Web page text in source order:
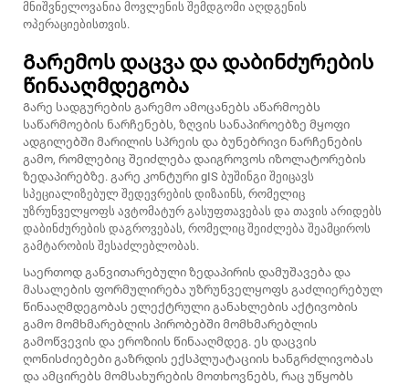
მნიშვნელოვანია მოვლენის შემდგომი აღდგენის
ოპერაციებისთვის.
Გარემოს დაცვა და დაბინძურების
წინააღმდეგობა
Გარე სადგურების გარემო ამოცანებს აწარმოებს
საწარმოების ნარჩენებს, ზღვის სანაპიროებზე მყოფი
ადგილებში მარილის სპრეის და ბუნებრივი ნარჩენების
გამო, რომლებიც შეიძლება დაიგროვოს იზოლატორების
ზედაპირებზე. გარე კონტური gIS ბუშინგი შეიცავს
სპეციალიზებულ შედევრების დიზაინს, რომელიც
უზრუნველყოფს ავტომატურ გასუფთავებას და თავის არიდებს
დაბინძურების დაგროვებას, რომელიც შეიძლება შეამციროს
გამტარობის შესაძლებლობას.
Საერთოდ განვითარებული ზედაპირის დამუშავება და
მასალების ფორმულირება უზრუნველყოფს გაძლიერებულ
წინააღმდეგობას ელექტრული განახლების აქტივობის
გამო მომხმარებლის პირობებში მომხმარებლის
გამოწვევის და ეროზიის წინააღმდეგ. ეს დაცვის
ღონისძიებები გაზრდის ექსპლუატაციის ხანგრძლივობას
და ამცირებს მომსახურების მოთხოვნებს, რაც უწყობს